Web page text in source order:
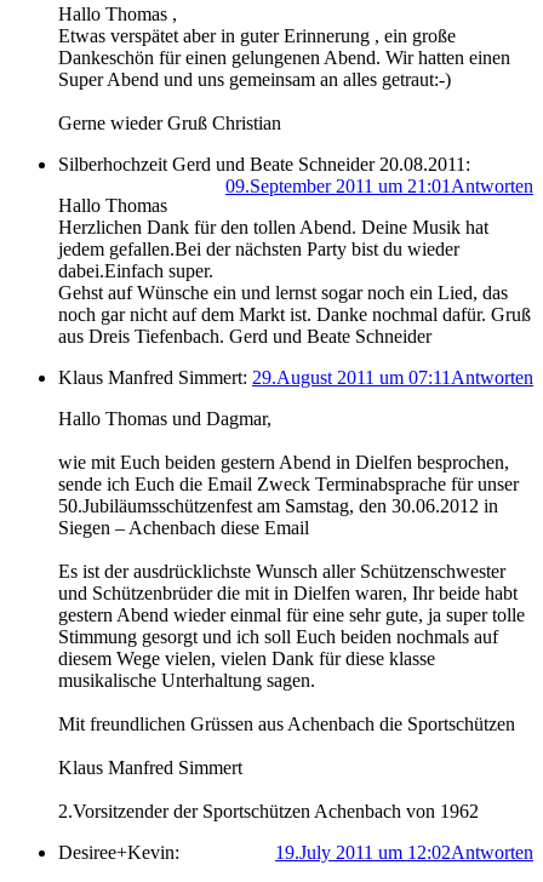
Hallo Thomas ,
Etwas verspätet aber in guter Erinnerung , ein große
Dankeschön für einen gelungenen Abend. Wir hatten einen
Super Abend und uns gemeinsam an alles getraut:-)
Gerne wieder Gruß Christian
Silberhochzeit Gerd und Beate Schneider 20.08.2011:
Antworten
09.September 2011 um 21:01
Hallo Thomas
Herzlichen Dank für den tollen Abend. Deine Musik hat
jedem gefallen.Bei der nächsten Party bist du wieder
dabei.Einfach super.
Gehst auf Wünsche ein und lernst sogar noch ein Lied, das
noch gar nicht auf dem Markt ist. Danke nochmal dafür. Gruß
aus Dreis Tiefenbach. Gerd und Beate Schneider
Klaus Manfred Simmert:
Antworten
29.August 2011 um 07:11
Hallo Thomas und Dagmar,
wie mit Euch beiden gestern Abend in Dielfen besprochen,
sende ich Euch die Email Zweck Terminabsprache für unser
50.Jubiläumsschützenfest am Samstag, den 30.06.2012 in
Siegen – Achenbach diese Email
Es ist der ausdrücklichste Wunsch aller Schützenschwester
und Schützenbrüder die mit in Dielfen waren, Ihr beide habt
gestern Abend wieder einmal für eine sehr gute, ja super tolle
Stimmung gesorgt und ich soll Euch beiden nochmals auf
diesem Wege vielen, vielen Dank für diese klasse
musikalische Unterhaltung sagen.
Mit freundlichen Grüssen aus Achenbach die Sportschützen
Klaus Manfred Simmert
2.Vorsitzender der Sportschützen Achenbach von 1962
Desiree+Kevin:
Antworten
19.July 2011 um 12:02